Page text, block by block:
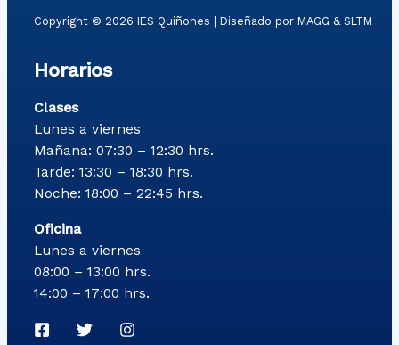
Copyright © 2026 IES Quiñones | Diseñado por MAGG & SLTM
Horarios
Clases
Lunes a viernes
Mañana: 07:30 – 12:30 hrs.
Tarde: 13:30 – 18:30 hrs.
Noche: 18:00 – 22:45 hrs.
Oficina
Lunes a viernes
08:00 – 13:00 hrs.
14:00 – 17:00 hrs.